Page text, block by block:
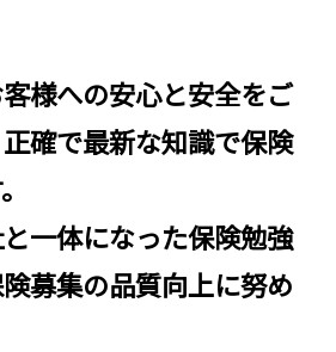
様への安心と安全をご
確で最新な知識で保険
一体になった保険勉強
募集の品質向上に努め